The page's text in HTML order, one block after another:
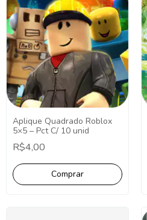
Aplique Quadrado Roblox
5×5 – Pct C/ 10 unid
R$4,00